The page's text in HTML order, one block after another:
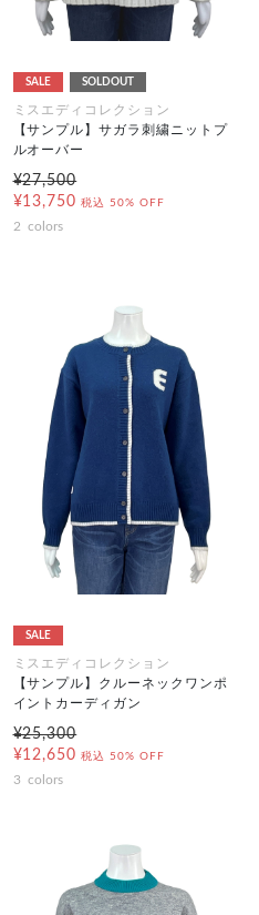
SALE SOLDOUT
ミスエディコレクション
【サンプル】サガラ刺繍ニットプ
ルオーバー
¥27,500
¥13,750 税込 50% OFF
2 colors
SALE
ミスエディコレクション
【サンプル】クルーネックワンポ
イントカーディガン
¥25,300
¥12,650 税込 50% OFF
3 colors